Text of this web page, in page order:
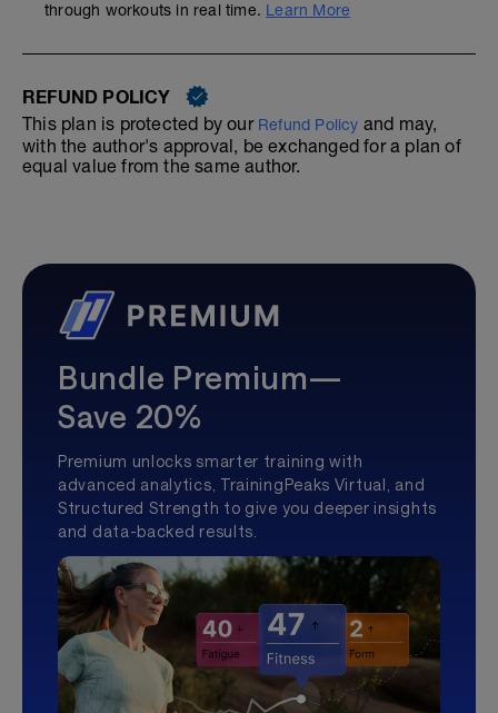
through workouts in real time. Learn More
REFUND POLICY
This plan is protected by our Refund Policy and may,
with the author's approval, be exchanged for a plan of
equal value from the same author.
Bundle Premium—
Save 20%
Premium unlocks smarter training with
advanced analytics, TrainingPeaks Virtual, and
Structured Strength to give you deeper insights
and data-backed results.